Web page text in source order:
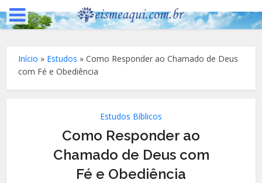
Início » Estudos »Como Responder ao Chamado de Deus
com Fé e Obediência
Estudos Bíblicos
Como Responder ao
Chamado de Deus com
Fé e Obediência